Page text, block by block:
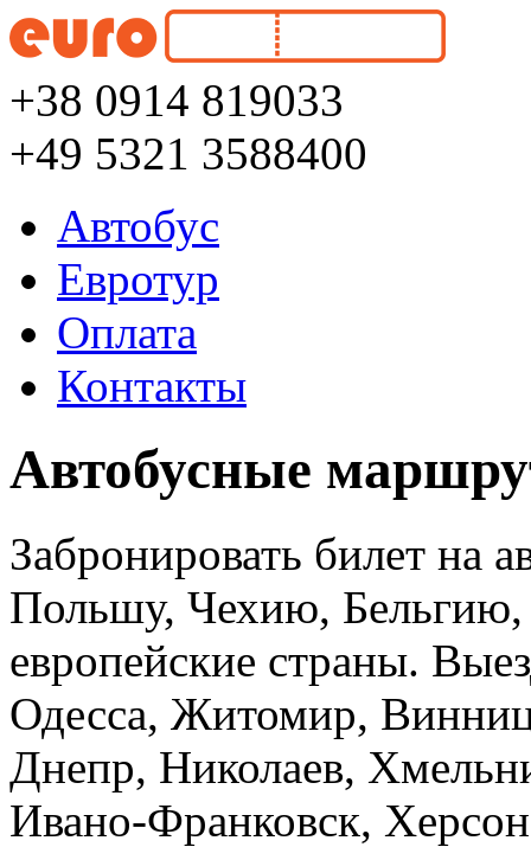
+38 0914 819033
+49 5321 3588400
Автобус
Евротур
Оплата
Контакты
Автобусные
Забронировать билет на
Польшу, Чехию,
европейские страны.
Одесса, Житомир,
Днепр, Николаев,
Ивано-Франковск,